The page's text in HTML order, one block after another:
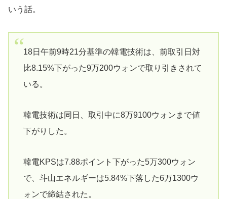
いう話。
18日午前9時21分基準の韓電技術は、前取引日対
比8.15%下がった9万200ウォンで取り引きされて
いる。
韓電技術は同日、取引中に8万9100ウォンまで値
下がりした。
韓電KPSは7.88ポイント下がった5万300ウォン
で、斗山エネルギーは5.84%下落した6万1300ウ
ォンで締結された。